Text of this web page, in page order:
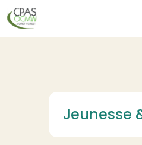
Aller au contenu principal
Jeunesse